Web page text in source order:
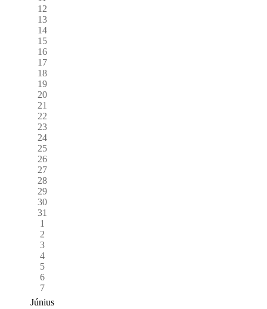
12
13
14
15
16
17
18
19
20
21
22
23
24
25
26
27
28
29
30
31
1
2
3
4
5
6
7
Június